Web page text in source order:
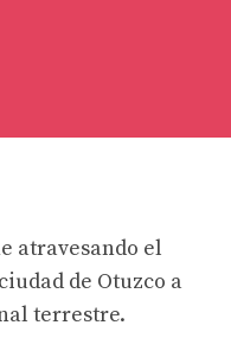
atravesando el
de Otuzco a
terrestre.